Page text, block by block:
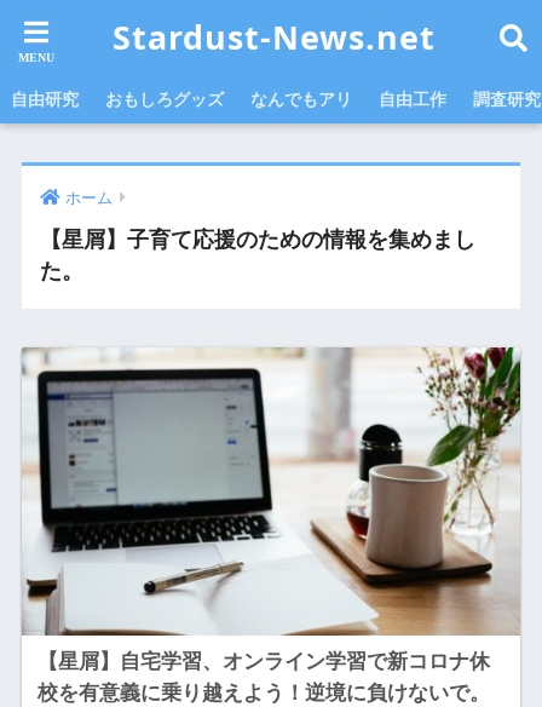
Stardust-News.net
自由研究 おもしろグッズ なんでもアリ 自由工作 調査研究
ホーム
【星屑】子育て応援のための情報を集めまし
た。
【星屑】自宅学習、オンライン学習で新コロナ休
校を有意義に乗り越えよう！逆境に負けないで。